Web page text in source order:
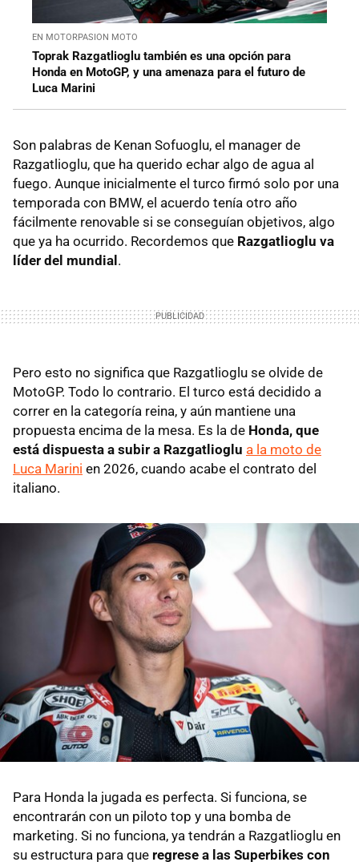
EN MOTORPASION MOTO
Toprak Razgatlioglu también es una opción para
Honda en MotoGP, y una amenaza para el futuro de
Luca Marini
Son palabras de Kenan Sofuoglu, el manager de
Razgatlioglu, que ha querido echar algo de agua al
fuego. Aunque inicialmente el turco firmó solo por una
temporada con BMW, el acuerdo tenía otro año
fácilmente renovable si se conseguían objetivos, algo
que ya ha ocurrido. Recordemos que Razgatlioglu va
líder del mundial.
Pero esto no significa que Razgatlioglu se olvide de
MotoGP. Todo lo contrario. El turco está decidido a
correr en la categoría reina, y aún mantiene una
propuesta encima de la mesa. Es la de Honda, que
está dispuesta a subir a Razgatlioglu a la moto de
Luca Marini en 2026, cuando acabe el contrato del
italiano.
Para Honda la jugada es perfecta. Si funciona, se
encontrarán con un piloto top y una bomba de
marketing. Si no funciona, ya tendrán a Razgatlioglu en
su estructura para que regrese a las Superbikes con